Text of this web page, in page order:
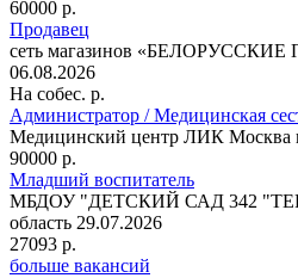
60000 р.
Продавец
сеть магазинов
06.08.2026
На собес. р.
Администратор / Медицинская
Медицинский центр ЛИК Москва
90000 р.
Младший воспитатель
МБДОУ "ДЕТСКИЙ САД 342
область 29.07.2026
27093 р.
больше вакансий